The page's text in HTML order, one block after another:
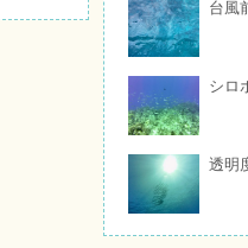
台風
シロ
透明